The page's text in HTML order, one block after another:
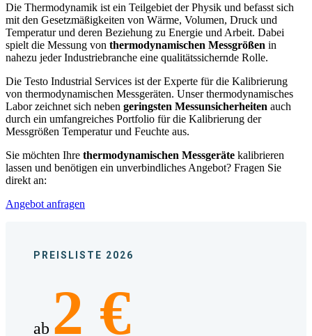
Die Thermodynamik ist ein Teilgebiet der Physik und befasst sich
mit den Gesetzmäßigkeiten von Wärme, Volumen, Druck und
Temperatur und deren Beziehung zu Energie und Arbeit. Dabei
spielt die Messung von thermodynamischen Messgrößen in
nahezu jeder Industriebranche eine qualitätssichernde Rolle.
Die Testo Industrial Services ist der Experte für die Kalibrierung
von thermodynamischen Messgeräten. Unser thermodynamisches
Labor zeichnet sich neben geringsten Messunsicherheiten auch
durch ein umfangreiches Portfolio für die Kalibrierung der
Messgrößen Temperatur und Feuchte aus.
Sie möchten Ihre thermodynamischen Messgeräte kalibrieren
lassen und benötigen ein unverbindliches Angebot? Fragen Sie
direkt an:
Angebot anfragen
PREISLISTE 2026
ab 2 €